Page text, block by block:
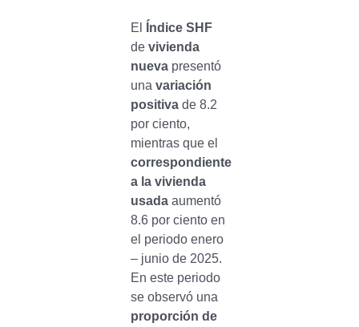
El
Índice SHF
de vivienda
nuevapresentó
una variación
positivade 8.2
por ciento,
mientras que el
correspondiente
a la vivienda
usadaaumentó
8.6 por ciento en
el periodo enero
– junio de 2025.
En este periodo
se observó una
proporción de